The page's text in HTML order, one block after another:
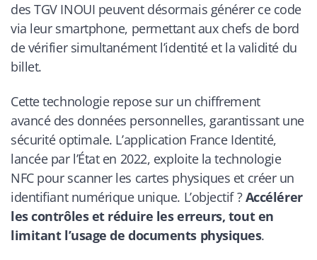
des TGV INOUI peuvent désormais générer ce code
via leur smartphone, permettant aux chefs de bord
de vérifier simultanément l’identité et la validité du
billet.
Cette technologie repose sur un chiffrement
avancé des données personnelles, garantissant une
sécurité optimale. L’application France Identité,
lancée par l’État en 2022, exploite la technologie
NFC pour scanner les cartes physiques et créer un
identifiant numérique unique. L’objectif ?Accélérer
les contrôles et réduire les erreurs, tout en
limitant l’usage de documents physiques.